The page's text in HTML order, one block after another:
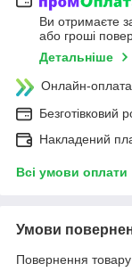
Ви отримаєте
або гроші
Детальніше
Онлайн-
Безготівковий
Накладений
Всі умови оплати
Умови
Повернення